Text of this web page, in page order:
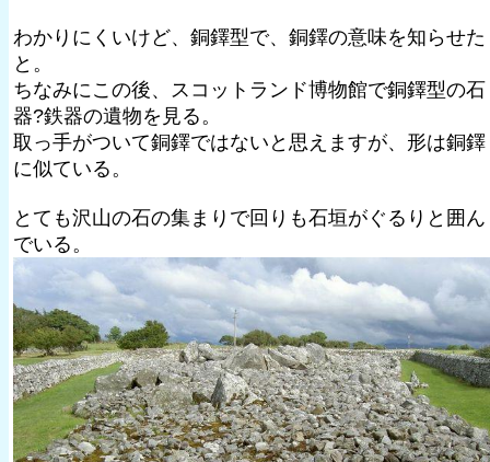
わかりにくいけど、銅鐸型で、銅鐸の意味を知らせた
と。
ちなみにこの後、スコットランド博物館で銅鐸型の石
器?鉄器の遺物を見る。
取っ手がついて銅鐸ではないと思えますが、形は銅鐸
に似ている。
とても沢山の石の集まりで回りも石垣がぐるりと囲ん
でいる。